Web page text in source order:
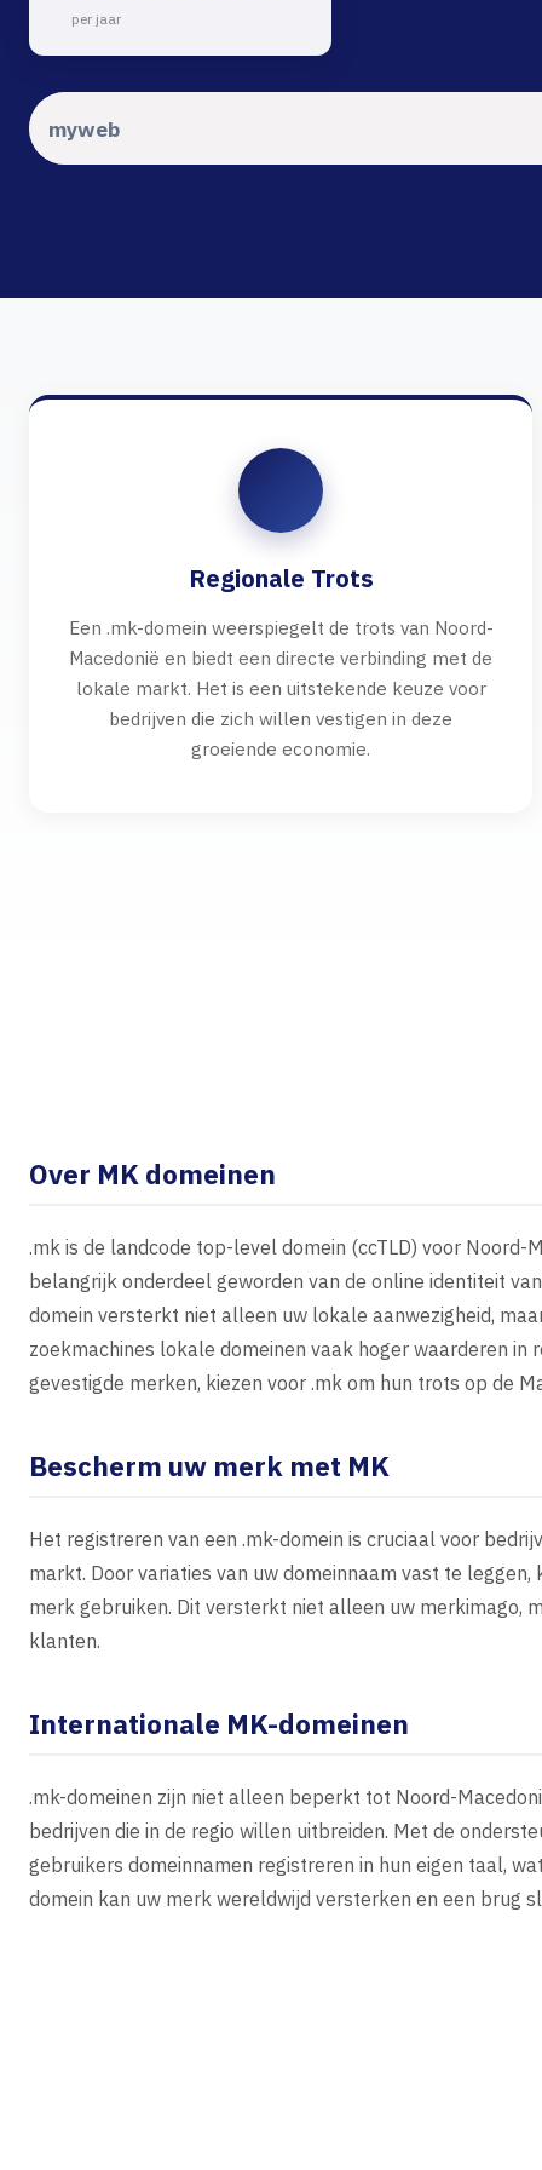
per jaar
Regionale Trots
Een .mk-domein weerspiegelt de trots van Noord-
Macedonië en biedt een directe verbinding met de
lokale markt. Het is een uitstekende keuze voor
bedrijven die zich willen vestigen in deze
groeiende economie.
Over MK domeinen
.mk is de landcode top-level domein (ccTLD) voor Noord-
belangrijk onderdeel geworden van de online identiteit
domein versterkt niet alleen uw lokale aanwezigheid,
zoekmachines lokale domeinen vaak hoger waarderen
gevestigde merken, kiezen voor .mk om hun trots op de
Bescherm uw merk met MK
Het registreren van een .mk-domein is cruciaal voor
markt. Door variaties van uw domeinnaam vast te
merk gebruiken. Dit versterkt niet alleen uw merkimago,
klanten.
Internationale MK-domeinen
.mk-domeinen zijn niet alleen beperkt tot Noord-
bedrijven die in de regio willen uitbreiden. Met de
gebruikers domeinnamen registreren in hun eigen taal,
domein kan uw merk wereldwijd versterken en een brug